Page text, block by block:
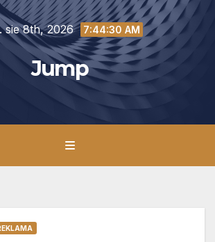
sie 8th, 2026 7:44:31 AM
Jump